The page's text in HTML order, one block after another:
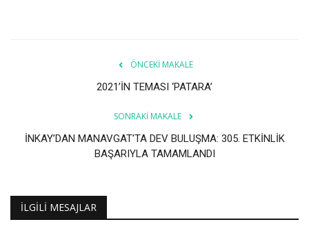
ÖNCEKI MAKALE
2021’İN TEMASI ‘PATARA’
SONRAKI MAKALE
İNKAY’DAN MANAVGAT'TA DEV BULUŞMA: 305. ETKİNLİK
BAŞARIYLA TAMAMLANDI
İLGILI MESAJLAR